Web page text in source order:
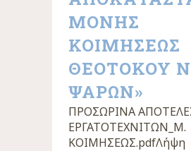
ΜΟΝΗΣ
ΚΟΙΜΗΣΕΩΣ
ΘΕΟΤΟΚΟΥ
ΨΑΡΩΝ»
ΠΡΟΣΩΡΙΝΑ
ΕΡΓΑΤΟΤΕΧΝΙΤΩΝ_Μ.
ΚΟΙΜΗΣΕΩΣ.pdfΛήψη